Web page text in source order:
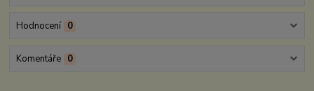
Hodnocení 0
Komentáře 0